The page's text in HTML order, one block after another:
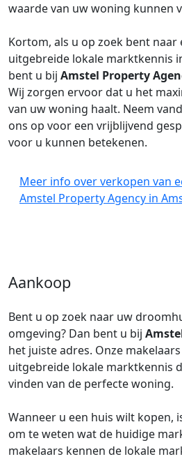
waarde van uw woning kunnen
Kortom, als u op zoek bent naar
uitgebreide lokale marktkennis
bent u bij Amstel Property
Wij zorgen ervoor dat u het
van uw woning haalt. Neem
ons op voor een vrijblijvend
voor u kunnen betekenen.
Meer info over verkopen van
Amstel Property Agency in
Aankoop
Bent u op zoek naar uw
omgeving? Dan bent u bij
het juiste adres. Onze
uitgebreide lokale marktkennis
vinden van de perfecte woning.
Wanneer u een huis wilt kopen,
om te weten wat de huidige
makelaars kennen de lokale